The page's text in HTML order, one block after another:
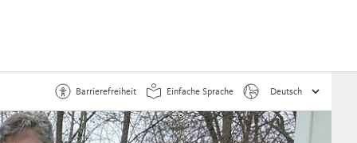
Barrierefreiheit Einfache Sprache